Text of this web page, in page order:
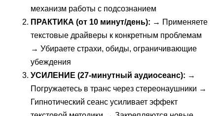
механизм работы с подсознанием
ПРАКТИКА (от 10 минут/день): → Применяете
текстовые драйверы к конкретным проблемам
→ Убираете страхи, обиды, ограничивающие
убеждения
УСИЛЕНИЕ (27-минутный аудиосеанс): →
Погружаетесь в транс через стереонаушники →
Гипнотический сеанс усиливает эффект